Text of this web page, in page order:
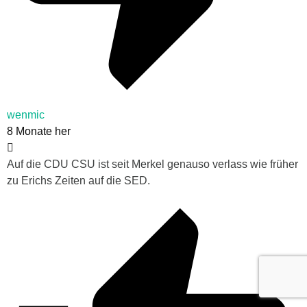
wenmic
8 Monate her
Auf die CDU CSU ist seit Merkel genauso verlass wie früher
zu Erichs Zeiten auf die SED.